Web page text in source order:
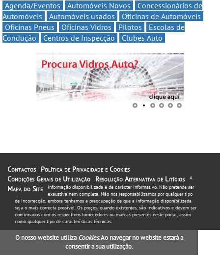
Agenda/Eventos Automóveis Novos
Concessionários de
Automóveis
Automóveis usados
Oficinas de Automóveis
Oficinas Pneus
Oficinas Vidros Pilotos
Escolas de
Condução
Centros de Inspecção Clubes Auto
Contactos
Política de Privacidade e Cookies
Condições Gerais de Utilização
Resolução Alternativa de Litígios
Mapa do Site
A
informação disponibilizada é de carácter informativo. Não pretende ser
exaustiva nem completa. Não nos responsabilizamos por qualquer tipo
de incorrecção, embora tenhamos a preocupação de que a informação disponibilizada
seja o mais correcta possível. Os preços, quando existentes, são indicativos e devem ser
confirmados com os respectivos fornecedores ou marcas presentes neste portal, assim
como qualquer tipo de características técnicas.
O nosso website utiliza Cookies. Ao navegar no website estará a
consentir a sua utilização.